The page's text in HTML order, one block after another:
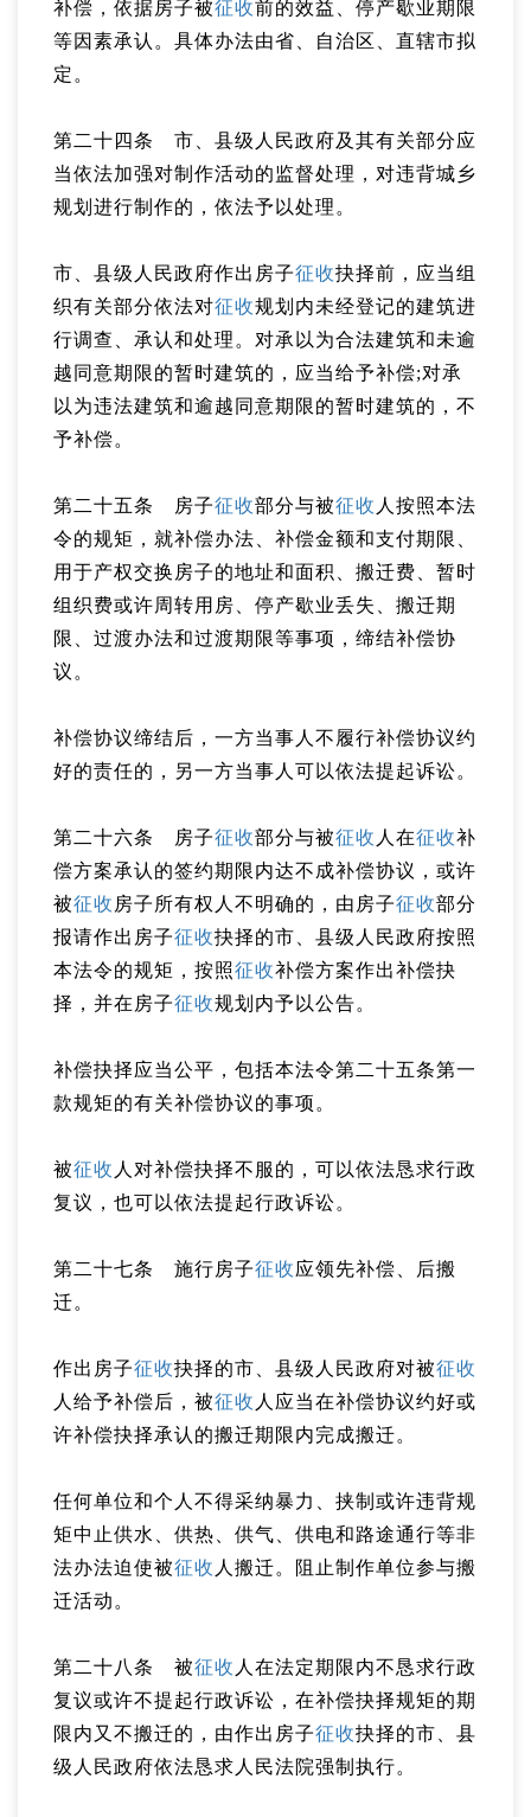
补偿，依据房子被征收前的效益、停产歇业期限
等因素承认。具体办法由省、自治区、直辖市拟
定。
第二十四条 市、县级人民政府及其有关部分应
当依法加强对制作活动的监督处理，对违背城乡
规划进行制作的，依法予以处理。
市、县级人民政府作出房子征收抉择前，应当组
织有关部分依法对征收规划内未经登记的建筑进
行调查、承认和处理。对承以为合法建筑和未逾
越同意期限的暂时建筑的，应当给予补偿;对承
以为违法建筑和逾越同意期限的暂时建筑的，不
予补偿。
第二十五条 房子征收部分与被征收 人按照本法
令的规矩，就补偿办法、补偿金额和支付期限、
用于产权交换房子的地址和面积、搬迁费、暂时
组织费或许周转用房、停产歇业丢失、搬迁期
限、过渡办法和过渡期限等事项，缔结补偿协
议。
补偿协议缔结后，一方当事人不履行补偿协议约
好的责任的，另一方当事人可以依法提起诉讼。
第二十六条 房子征收部分与被征收 人在征收补
偿方案承认的签约期限内达不成补偿协议，或许
被征收 房子所有权人不明确的，由房子征收部分
报请作出房子征收抉择的市、县级人民政府按照
本法令的规矩，按照征收补偿方案作出补偿抉
择，并在房子征收规划内予以公告。
补偿抉择应当公平，包括本法令第二十五条第一
款规矩的有关补偿协议的事项。
被征收 人对补偿抉择不服的，可以依法恳求行政
复议，也可以依法提起行政诉讼。
第二十七条 施行房子征收应领先补偿、后搬
迁。
作出房子征收抉择的市、县级人民政府对被征收
人给予补偿后，被征收 人应当在补偿协议约好或
许补偿抉择承认的搬迁期限内完成搬迁。
任何单位和个人不得采纳暴力、挟制或许违背规
矩中止供水、供热、供气、供电和路途通行等非
法办法迫使被征收 人搬迁。阻止制作单位参与搬
迁活动。
第二十八条 被征收 人在法定期限内不恳求行政
复议或许不提起行政诉讼，在补偿抉择规矩的期
限内又不搬迁的，由作出房子征收抉择的市、县
级人民政府依法恳求人民法院强制执行。